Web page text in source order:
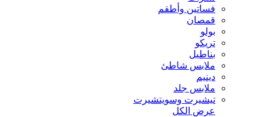
فساتين وأطقم
قمصان
بولو
تريكو
بناطيل
ملابس شاطئ
دينيم
ملابس جلد
تيشيرت وسويتشيرت
عرض الكل